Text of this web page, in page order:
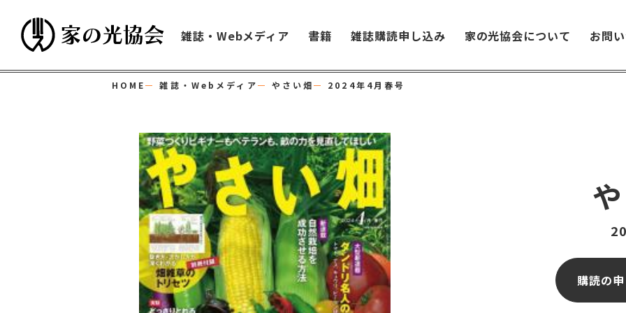
雑誌・Webメディア 書籍 雑誌購読申し込み 家の光協会について お問
HOME 雑誌・Webメディア やさい畑 2024年4月春号
購読の